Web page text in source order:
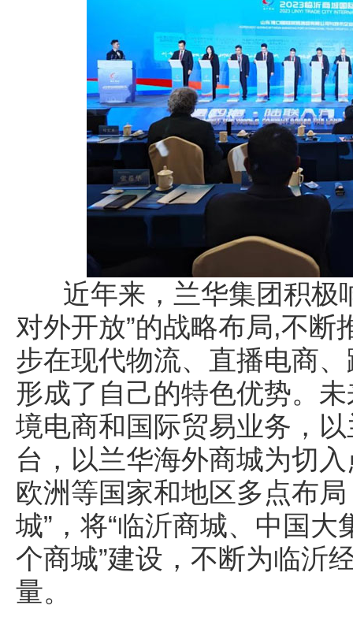
近年来，兰华集团积极
对外开放”的战略布局,不
步在现代物流、直播电商
形成了自己的特色优势。
境电商和国际贸易业务，
台，以兰华海外商城为切
欧洲等国家和地区多点布
城”，将“临沂商城、中国大
个商城”建设，不断为临沂
量。